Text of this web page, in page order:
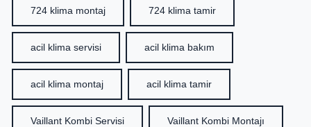
724 klima montaj 724 klima tamir
acil klima servisi acil klima bakım
acil klima montaj acil klima tamir
Vaillant Kombi Servisi Vaillant Kombi Montajı